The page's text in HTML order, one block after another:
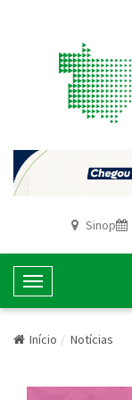
Sinop
T
o
g
e
Início Notícias